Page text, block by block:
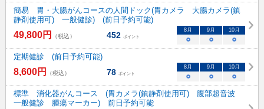
簡易 胃・大腸がんコースの人間ドック(胃カメラ 大腸カメラ(鎮
静剤使用可) 一般健診) (前日予約可能)
49,800円 （税込） 452 ポイント
8 月 9 月 10月
○ ○ ○
定期健診 (前日予約可能)
8,600円 （税込） 78 ポイント
8 月 9 月 10月
○ ○ ○
標準 消化器がんコース (胃カメラ(鎮静剤使用可) 腹部超音波
一般健診 腫瘍マーカー) 前日予約可能